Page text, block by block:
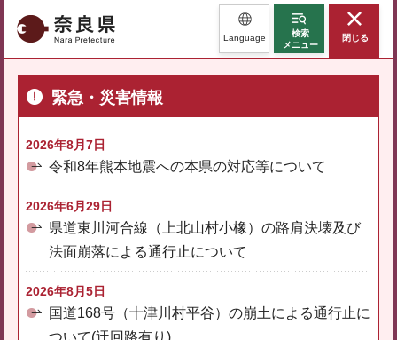
奈良県 Language
検索
メニュー
閉じる
緊急・災害情報
2026年8月7日
令和8年熊本地震への本県の対応等について
2026年6月29日
県道東川河合線（上北山村小橡）の路肩決壊及び
法面崩落による通行止について
2026年8月5日
国道168号（十津川村平谷）の崩土による通行止に
ついて(迂回路有り)